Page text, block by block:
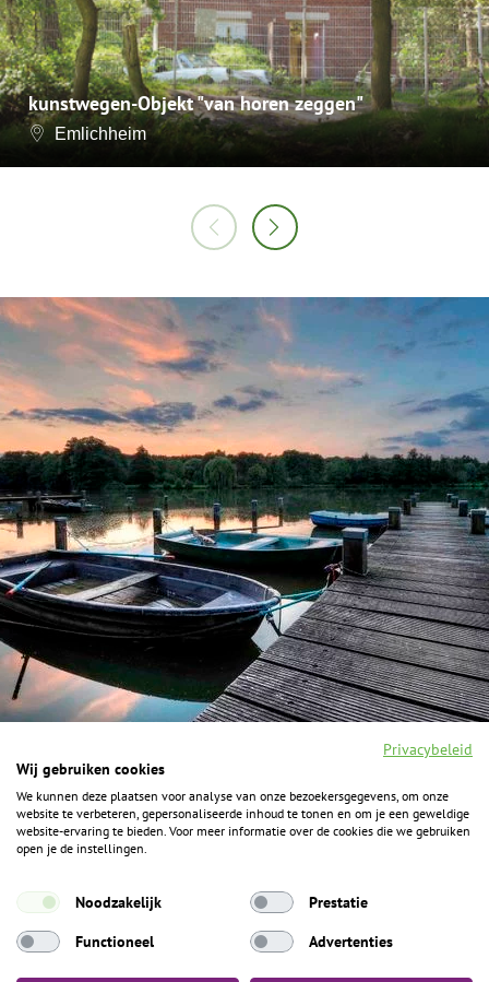
kunstwegen-Objekt "van horen zeggen"
Emlichheim
F
a
c
e
o
o
k
I
n
s
t
g
a
Y
o
u
t
b
P
i
n
ALGEMENE INFORMATIE
Het Geheim over de grens zijn de Duitse vakantieregio’s
Privacybeleid
Wij gebruiken cookies
We kunnen deze plaatsen voor analyse van onze bezoekersgegevens, om onze
website te verbeteren, gepersonaliseerde inhoud te tonen en om je een geweldige
website-ervaring te bieden. Voor meer informatie over de cookies die we gebruiken
open je de instellingen.
Noodzakelijk
Prestatie
Functioneel
Advertenties